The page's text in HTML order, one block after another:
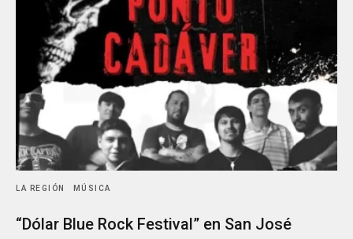
LA REGIÓN MÚSICA
“Dólar Blue Rock Festival” en San José